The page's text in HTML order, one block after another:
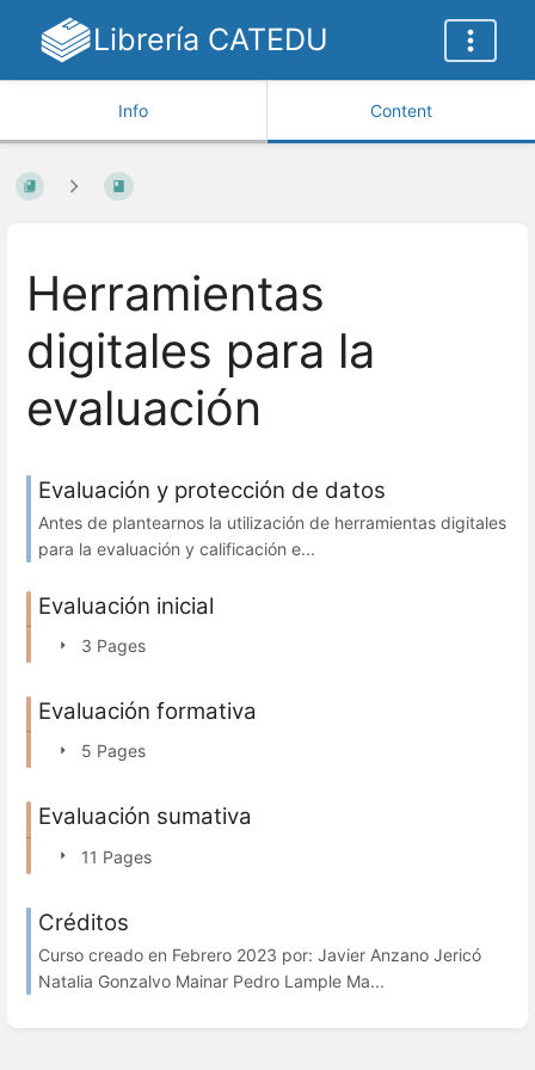
Librería CATEDU
Info Content
Herramientas
digitales para la
evaluación
Evaluación y protección de datos
Antes de plantearnos la utilización de herramientas digitales
para la evaluación y calificación e...
Evaluación inicial
3 Pages
Evaluación formativa
5 Pages
Evaluación sumativa
11 Pages
Créditos
Curso creado en Febrero 2023 por: Javier Anzano Jericó
Natalia Gonzalvo Mainar Pedro Lample Ma...